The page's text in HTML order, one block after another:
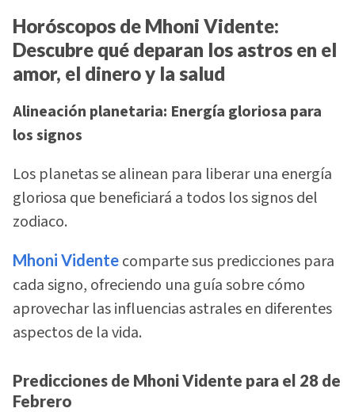
Horóscopos de Mhoni Vidente:
Descubre qué deparan los astros en el
amor, el dinero y la salud
Alineación planetaria: Energía gloriosa para
los signos
Los planetas se alinean para liberar una energía
gloriosa que beneficiará a todos los signos del
zodiaco.
Mhoni Vidente comparte sus predicciones para
cada signo, ofreciendo una guía sobre cómo
aprovechar las influencias astrales en diferentes
aspectos de la vida.
Predicciones de Mhoni Vidente para el 28 de
Febrero